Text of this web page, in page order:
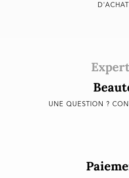
D'ACHAT
UNE QUESTION ?